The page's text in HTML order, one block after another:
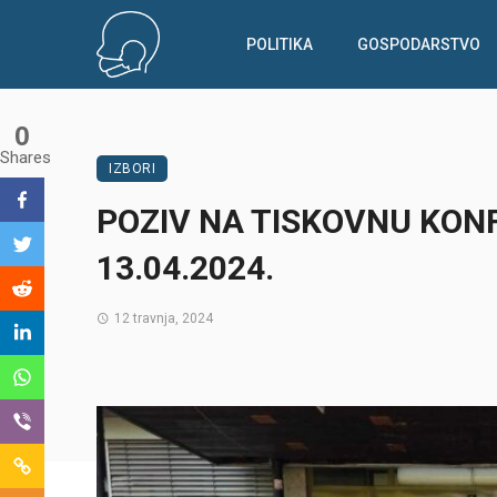
POLITIKA GOSPODARSTVO
IZBORI
POZIV NA TISKOVNU
13.04.2024.
12 travnja, 2024
0
Shares